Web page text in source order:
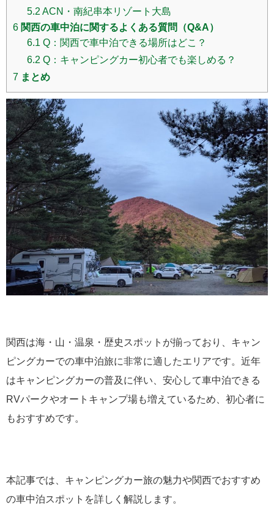
5.2 ACN・南紀串本リゾート大島
6 関西の車中泊に関するよくある質問（Q&A）
6.1 Q：関西で車中泊できる場所はどこ？
6.2 Q：キャンピングカー初心者でも楽しめる？
7 まとめ
関西は海・山・温泉・歴史スポットが揃っており、キャン
ピングカーでの車中泊旅に非常に適したエリアです。近年
はキャンピングカーの普及に伴い、安心して車中泊できる
RVパークやオートキャンプ場も増えているため、初心者に
もおすすめです。
本記事では、キャンピングカー旅の魅力や関西でおすすめ
の車中泊スポットを詳しく解説します。